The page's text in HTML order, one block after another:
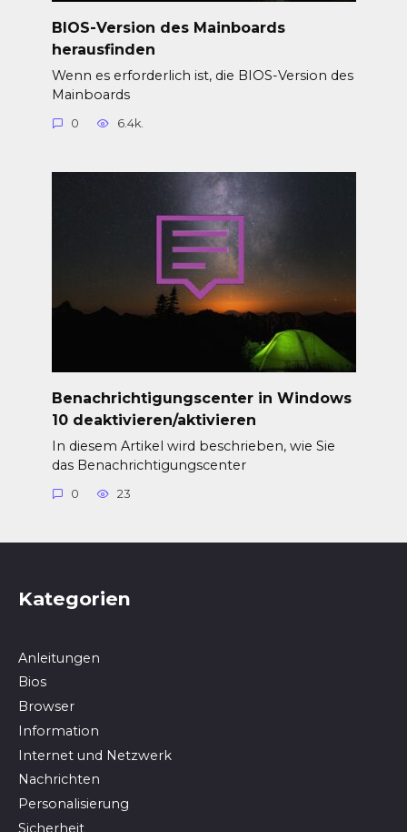
BIOS-Version des Mainboards
herausfinden
Wenn es erforderlich ist, die BIOS-Version des
Mainboards
0 6.4k.
Benachrichtigungscenter in Windows
10 deaktivieren/aktivieren
In diesem Artikel wird beschrieben, wie Sie
das Benachrichtigungscenter
0 23
Kategorien
Anleitungen
Bios
Browser
In­for­ma­ti­on
Internet und Netzwerk
Nachrichten
Personalisierung
Sicherheit